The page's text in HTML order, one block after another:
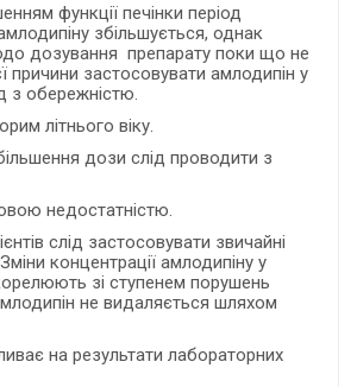
функції печінки період
збільшується, однак
дозування препарату поки що не
причини застосовувати амлодипін у
з обережністю.
літнього віку.
дози слід проводити з
недостатністю.
слід застосовувати звичайні
концентрації амлодипіну у
зі ступенем порушень
не видаляється шляхом
на результати лабораторних